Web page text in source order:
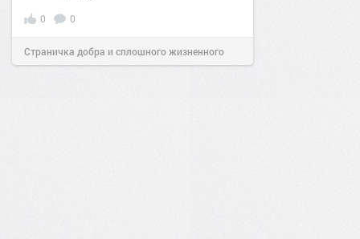
0 0
Страничка добра и сплошного жизненного